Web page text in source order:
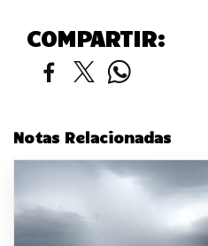
COMPARTIR:
Notas Relacionadas